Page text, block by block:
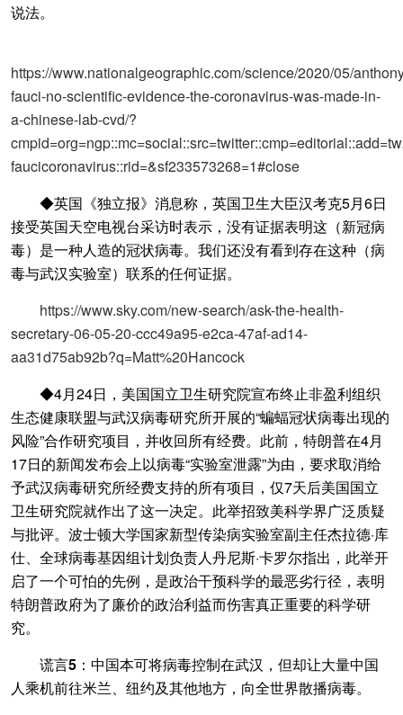
说法。
https://www.nationalgeographic.com/science/2020/05/
fauci-no-scientific-evidence-the-coronavirus-was-made-in-
a-chinese-lab-cvd/?
faucicoronavirus::rid=&sf233573268=1#close
◆英国《独立报》消息称，英国卫生大臣汉考克5月6日
接受英国天空电视台采访时表示，没有证据表明这（新冠病
毒）是一种人造的冠状病毒。我们还没有看到存在这种（病
毒与武汉实验室）联系的任何证据。
https://www.sky.com/new-search/ask-the-health-
secretary-06-05-20-ccc49a95-e2ca-47af-ad14-
aa31d75ab92b?q=Matt%20Hancock
◆4月24日，美国国立卫生研究院宣布终止非盈利组织
生态健康联盟与武汉病毒研究所开展的“蝙蝠冠状病毒出现的
风险”合作研究项目，并收回所有经费。此前，特朗普在4月
17日的新闻发布会上以病毒“实验室泄露”为由，要求取消给
予武汉病毒研究所经费支持的所有项目，仅7天后美国国立
卫生研究院就作出了这一决定。此举招致美科学界广泛质疑
与批评。波士顿大学国家新型传染病实验室副主任杰拉德·库
仕、全球病毒基因组计划负责人丹尼斯·卡罗尔指出，此举开
启了一个可怕的先例，是政治干预科学的最恶劣行径，表明
特朗普政府为了廉价的政治利益而伤害真正重要的科学研
究。
谎言5：中国本可将病毒控制在武汉，但却让大量中国
人乘机前往米兰、纽约及其他地方，向全世界散播病毒。